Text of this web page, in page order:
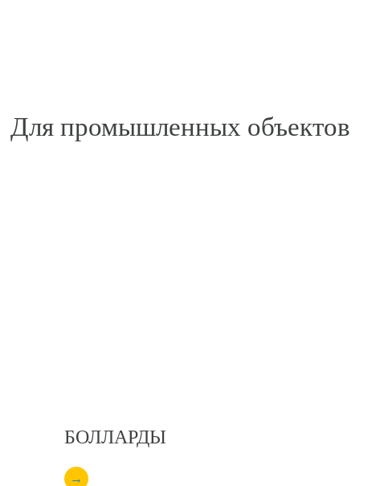
Для промышленных объектов
БОЛЛАРДЫ
→